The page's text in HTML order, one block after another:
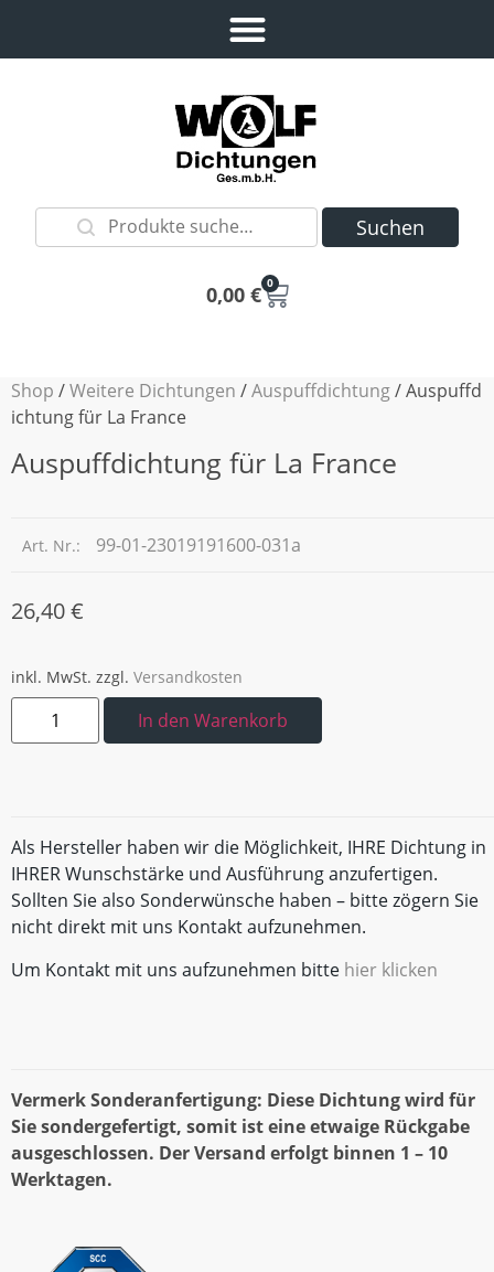
Suchen
0,00 € 0
Shop /Weitere Dichtungen /Auspuffdichtung/ Auspuffd
ichtung für La France
Auspuffdichtung für La France
Art. Nr.: 99-01-23019191600-031a
26,40€
inkl. MwSt. zzgl. Versandkosten
In den Warenkorb
Als Hersteller haben wir die Möglichkeit, IHRE Dichtung in
IHRER Wunschstärke und Ausführung anzufertigen.
Sollten Sie also Sonderwünsche haben – bitte zögern Sie
nicht direkt mit uns Kontakt aufzunehmen.
Um Kontakt mit uns aufzunehmen bitte hier klicken
Vermerk Sonderanfertigung: Diese Dichtung wird für
Sie sondergefertigt, somit ist eine etwaige Rückgabe
ausgeschlossen. Der Versand erfolgt binnen 1 – 10
Werktagen.